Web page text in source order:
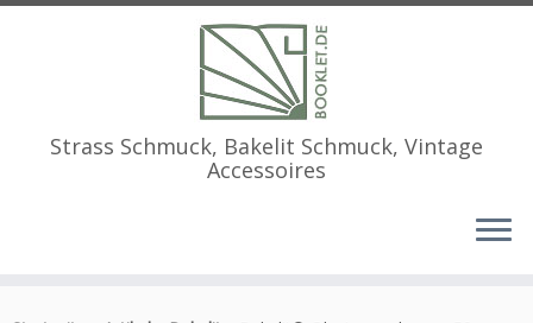
Strass Schmuck, Bakelit Schmuck, Vintage
Accessoires